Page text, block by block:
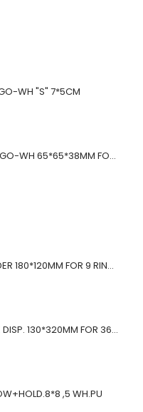
WH "S" 7*5CM
BERNS Geschenkbox GO-WH 65*65*38MM FOR SMALL SETS
BERNS ACR.RING HOLDER 180*120MM FOR 9 RINGS
BERNS ACR.OHRRINGE DISP. 130*320MM FOR 36 PAIRS
,5 WH.PU